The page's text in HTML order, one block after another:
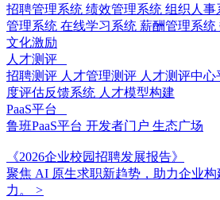
招聘管理系统 绩效管理系统 组织人事
管理系统 在线学习系统 薪酬管理系统
文化激励
人才测评
招聘测评 人才管理测评 人才测评中心
度评估反馈系统 人才模型构建
PaaS平台
鲁班PaaS平台 开发者门户 生态广场
《2026企业校园招聘发展报告》
聚焦 AI 原生求职新趋势，助力企业
力。
>